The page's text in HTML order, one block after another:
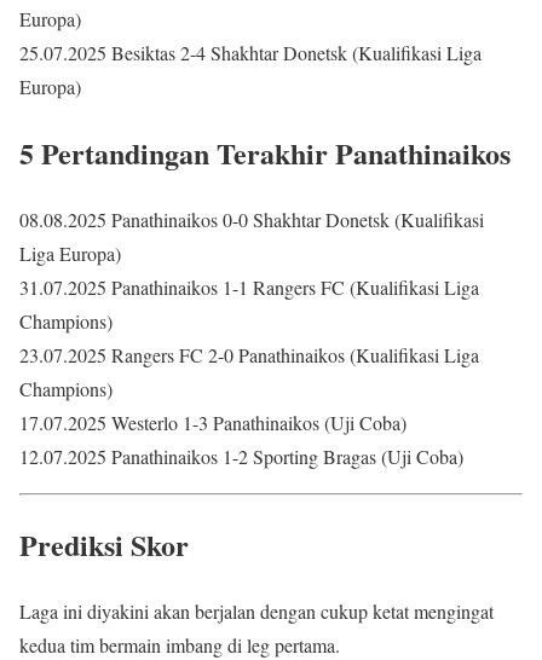
Europa)
25.07.2025 Besiktas 2-4 Shakhtar Donetsk (Kualifikasi Liga
Europa)
5 Pertandingan Terakhir Panathinaikos
08.08.2025 Panathinaikos 0-0 Shakhtar Donetsk (Kualifikasi
Liga Europa)
31.07.2025 Panathinaikos 1-1 Rangers FC (Kualifikasi Liga
Champions)
23.07.2025 Rangers FC 2-0 Panathinaikos (Kualifikasi Liga
Champions)
17.07.2025 Westerlo 1-3 Panathinaikos (Uji Coba)
12.07.2025 Panathinaikos 1-2 Sporting Bragas (Uji Coba)
Prediksi Skor
Laga ini diyakini akan berjalan dengan cukup ketat mengingat
kedua tim bermain imbang di leg pertama.